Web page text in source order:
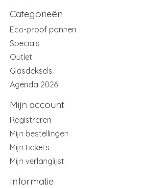
Categorieën
Eco-proof pannen
Specials
Outlet
Glasdeksels
Agenda 2026
Mijn account
Registreren
Mijn bestellingen
Mijn tickets
Mijn verlanglijst
Informatie